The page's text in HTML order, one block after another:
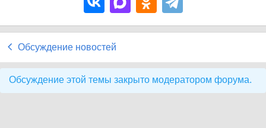
Обсуждение новостей
Обсуждение этой темы закрыто модератором форума.